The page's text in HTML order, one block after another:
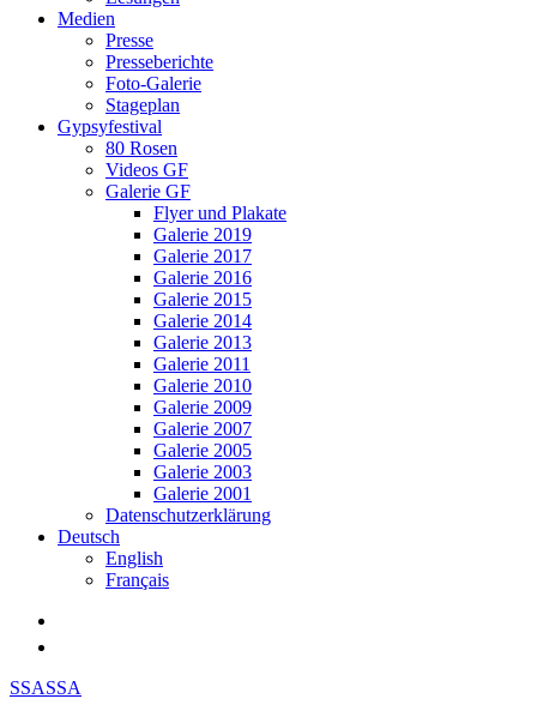
Medien
Presse
Presseberichte
Foto-Galerie
Stageplan
Gypsyfestival
80 Rosen
Videos GF
Galerie GF
Flyer und Plakate
Galerie 2019
Galerie 2017
Galerie 2016
Galerie 2015
Galerie 2014
Galerie 2013
Galerie 2011
Galerie 2010
Galerie 2009
Galerie 2007
Galerie 2005
Galerie 2003
Galerie 2001
Datenschutzerklärung
Deutsch
English
Français
SSASSA